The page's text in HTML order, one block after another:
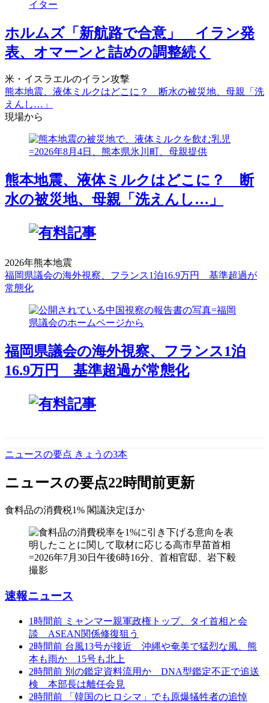
ホルムズ「新航路で合意」 イラン発
表、オマーンと詰めの調整続く
米・イスラエルのイラン攻撃
熊本地震、液体ミルクはどこに？ 断水の被災地、母親「洗
えんし…」
現場から
熊本地震、液体ミルクはどこに？ 断
水の被災地、母親「洗えんし…」
2026年熊本地震
福岡県議会の海外視察、フランス1泊16.9万円 基準超過が
常態化
福岡県議会の海外視察、フランス1泊
16.9万円 基準超過が常態化
ニュースの要点 きょうの3本
ニュースの要点22時間前更新
食料品の消費税1% 閣議決定ほか
速報ニュース
1時間前 ミャンマー親軍政権トップ、タイ首相と会
談 ASEAN関係修復狙う
2時間前 台風13号が接近 沖縄や奄美で猛烈な風、熊
本も雨か 15号も北上
2時間前 別の鑑定資料流用か DNA型鑑定不正で追送
検 本部長は離任会見
2時間前
「韓国のヒロシマ」でも原爆犠牲者の追悼